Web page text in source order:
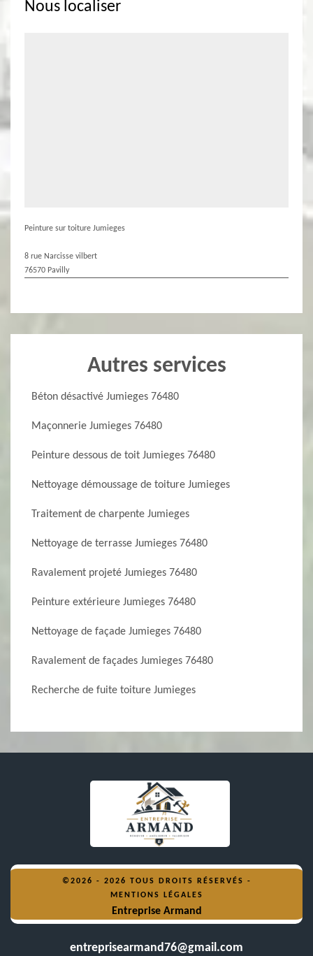
Nous localiser
Peinture sur toiture Jumieges
8 rue Narcisse vilbert
76570 Pavilly
Autres services
Béton désactivé Jumieges 76480
Maçonnerie Jumieges 76480
Peinture dessous de toit Jumieges 76480
Nettoyage démoussage de toiture Jumieges
Traitement de charpente Jumieges
Nettoyage de terrasse Jumieges 76480
Ravalement projeté Jumieges 76480
Peinture extérieure Jumieges 76480
Nettoyage de façade Jumieges 76480
Ravalement de façades Jumieges 76480
Recherche de fuite toiture Jumieges
©2026 - 2026 TOUS DROITS RÉSERVÉS -
MENTIONS LÉGALES
Entreprise Armand
entreprisearmand76@gmail.com